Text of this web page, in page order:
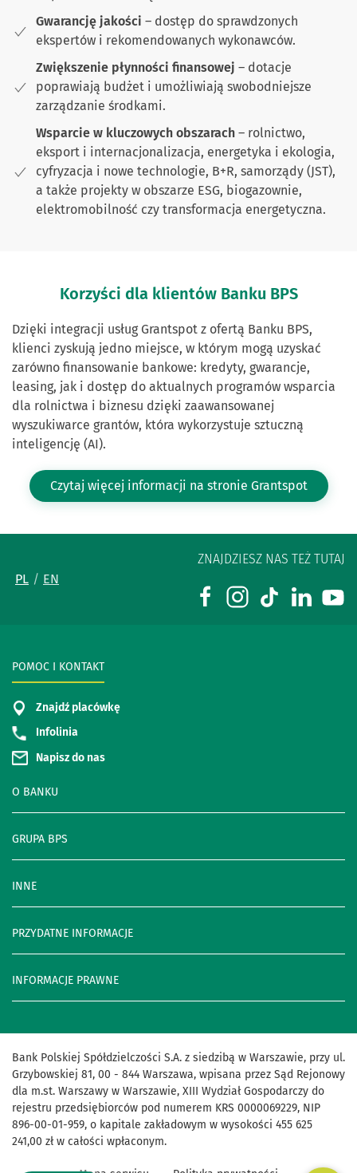
Gwarancję jakości – dostęp do sprawdzonych
ekspertów i rekomendowanych wykonawców.
Zwiększenie płynności finansowej – dotacje
poprawiają budżet i umożliwiają swobodniejsze
zarządzanie środkami.
Wsparcie w kluczowych obszarach – rolnictwo,
eksport i internacjonalizacja, energetyka i ekologia,
cyfryzacja i nowe technologie, B+R, samorządy (JST),
a także projekty w obszarze ESG, biogazownie,
elektromobilność czy transformacja energetyczna.
Korzyści dla klientów Banku BPS
Dzięki integracji usług Grantspot z ofertą Banku BPS,
klienci zyskują jedno miejsce, w którym mogą uzyskać
zarówno finansowanie bankowe: kredyty, gwarancje,
leasing, jak i dostęp do aktualnych programów wsparcia
dla rolnictwa i biznesu dzięki zaawansowanej
wyszukiwarce grantów, która wykorzystuje sztuczną
inteligencję (AI).
Czytaj więcej informacji na stronie Grantspot
PL EN
ZNAJDZIESZ NAS TEŻ TUTAJ
POMOC I KONTAKT
Znajdź placówkę
Infolinia
Napisz do nas
O BANKU
GRUPA BPS
INNE
PRZYDATNE INFORMACJE
INFORMACJE PRAWNE
Bank Polskiej Spółdzielczości S.A. z siedzibą w Warszawie, przy ul.
Grzybowskiej 81, 00 - 844 Warszawa, wpisana przez Sąd Rejonowy
dla m.st. Warszawy w Warszawie, XIII Wydział Gospodarczy do
rejestru przedsiębiorców pod numerem KRS 0000069229, NIP
896-00-01-959, o kapitale zakładowym w wysokości 455 625
241,00 zł w całości wpłaconym.